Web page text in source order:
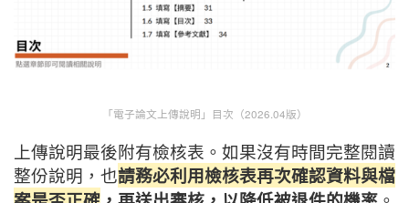
「電子論文上傳說明」目次（2026.04版）
上傳說明最後附有檢核表。如果沒有時間完整閱讀
整份說明，也請務必利用檢核表再次確認資料與檔